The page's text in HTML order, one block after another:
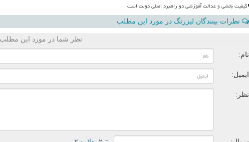
کیفیت بخشی و عدالت آموزشی دو راهبرد اصلی دولت است
نظرات بینندگان لیزرتگ در مورد این مطلب
نظر شما در مورد این مطلب
نام:
ایمیل:
نظر: